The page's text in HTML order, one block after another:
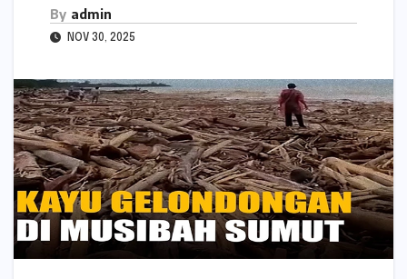
By admin
NOV 30, 2025